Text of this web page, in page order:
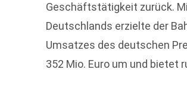
Geschäftstätigkeit zurück.
Deutschlands erzielte der
Umsatzes des deutschen
352 Mio. Euro um und bietet